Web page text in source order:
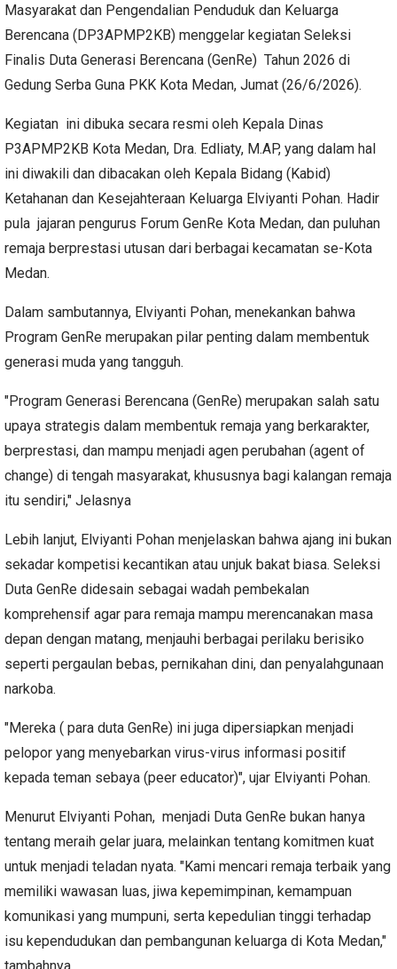
Masyarakat dan Pengendalian Penduduk dan Keluarga
Berencana (DP3APMP2KB) menggelar kegiatan Seleksi
Finalis Duta Generasi Berencana (GenRe) Tahun 2026 di
Gedung Serba Guna PKK Kota Medan, Jumat (26/6/2026).
Kegiatan ini dibuka secara resmi oleh Kepala Dinas
P3APMP2KB Kota Medan, Dra. Edliaty, M.AP, yang dalam hal
ini diwakili dan dibacakan oleh Kepala Bidang (Kabid)
Ketahanan dan Kesejahteraan Keluarga Elviyanti Pohan. Hadir
pula jajaran pengurus Forum GenRe Kota Medan, dan puluhan
remaja berprestasi utusan dari berbagai kecamatan se-Kota
Medan.
Dalam sambutannya, Elviyanti Pohan, menekankan bahwa
Program GenRe merupakan pilar penting dalam membentuk
generasi muda yang tangguh.
"Program Generasi Berencana (GenRe) merupakan salah satu
upaya strategis dalam membentuk remaja yang berkarakter,
berprestasi, dan mampu menjadi agen perubahan (agent of
change) di tengah masyarakat, khususnya bagi kalangan remaja
itu sendiri," Jelasnya
Lebih lanjut, Elviyanti Pohan menjelaskan bahwa ajang ini bukan
sekadar kompetisi kecantikan atau unjuk bakat biasa. Seleksi
Duta GenRe didesain sebagai wadah pembekalan
komprehensif agar para remaja mampu merencanakan masa
depan dengan matang, menjauhi berbagai perilaku berisiko
seperti pergaulan bebas, pernikahan dini, dan penyalahgunaan
narkoba.
"Mereka ( para duta GenRe) ini juga dipersiapkan menjadi
pelopor yang menyebarkan virus-virus informasi positif
kepada teman sebaya (peer educator)", ujar Elviyanti Pohan.
Menurut Elviyanti Pohan, menjadi Duta GenRe bukan hanya
tentang meraih gelar juara, melainkan tentang komitmen kuat
untuk menjadi teladan nyata. "Kami mencari remaja terbaik yang
memiliki wawasan luas, jiwa kepemimpinan, kemampuan
komunikasi yang mumpuni, serta kepedulian tinggi terhadap
isu kependudukan dan pembangunan keluarga di Kota Medan,"